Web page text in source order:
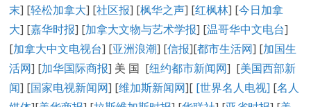
末] [轻松加拿大] [社区报] [枫华之声] [红枫林] [今日加拿
大] [嘉华时报] [加拿大文物与艺术学报] [温哥华中文电台]
[加拿大中文电视台] [亚洲浪潮] [信报][都市生活网] [加国生
活网] [加华国际商报] 美 国 [纽约都市新闻网] [美国西部新
闻] [国家电视新闻网] [维加斯新闻网][ [世界名人电视] [名人